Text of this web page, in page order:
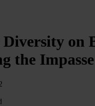
Diversity on
the Impasse